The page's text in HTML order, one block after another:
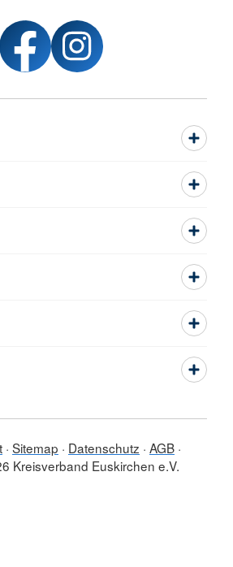
Sitemap Datenschutz AGB
Kreisverband Euskirchen e.V.